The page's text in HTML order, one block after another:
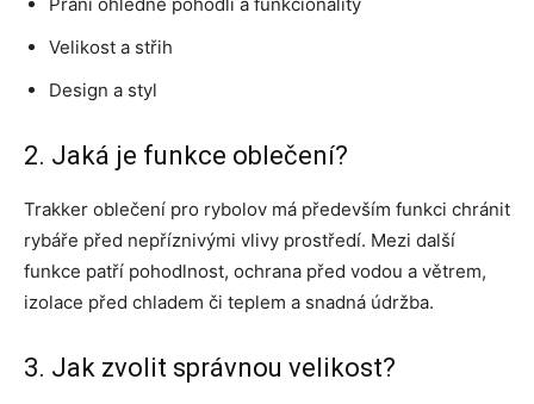
Přání ohledně pohodlí a funkcionality
Velikost a střih
Design a styl
2. Jaká je funkce oblečení?
Trakker oblečení pro rybolov má především funkci chránit
rybáře před nepříznivými vlivy prostředí. Mezi další
funkce patří pohodlnost, ochrana před vodou a větrem,
izolace před chladem či teplem a snadná údržba.
3. Jak zvolit správnou velikost?